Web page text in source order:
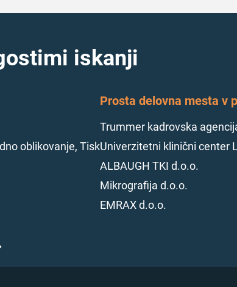
iskanji
oblikovanje, Tisk
Prosta delovna mesta v
Trummer kadrovska
Univerzitetni klinični center
ALBAUGH TKI d.o.o.
Mikrografija d.o.o.
EMRAX d.o.o.